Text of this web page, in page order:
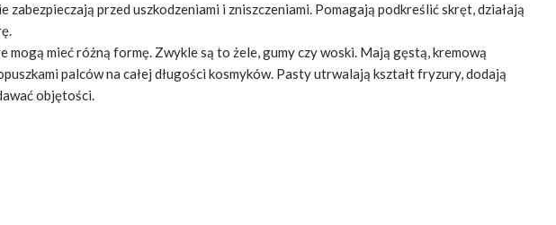
przed uszkodzeniami i zniszczeniami. Pomagają podkreślić skręt, działają
mieć różną formę. Zwykle są to żele, gumy czy woski. Mają gęstą, kremową
palców na całej długości kosmyków. Pasty utrwalają kształt fryzury, dodają
objętości.